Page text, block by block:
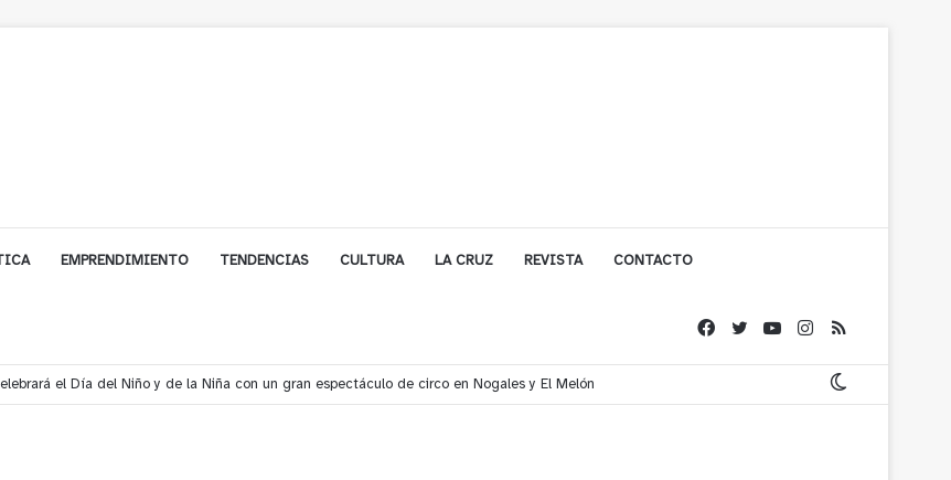
EMPRENDIMIENTO TENDENCIAS CULTURA LA CRUZ REVISTA CONTACTO
el Día del Niño y de la Niña con un gran espectáculo de circo en Nogales y El Melón